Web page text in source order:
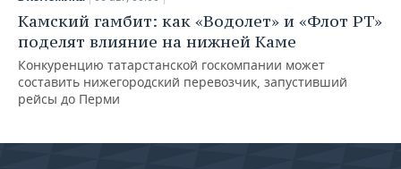
Камский гамбит: как «Водолет» и «Флот РТ»
поделят влияние на нижней Каме
Конкуренцию татарстанской госкомпании может
составить нижегородский перевозчик, запустивший
рейсы до Перми